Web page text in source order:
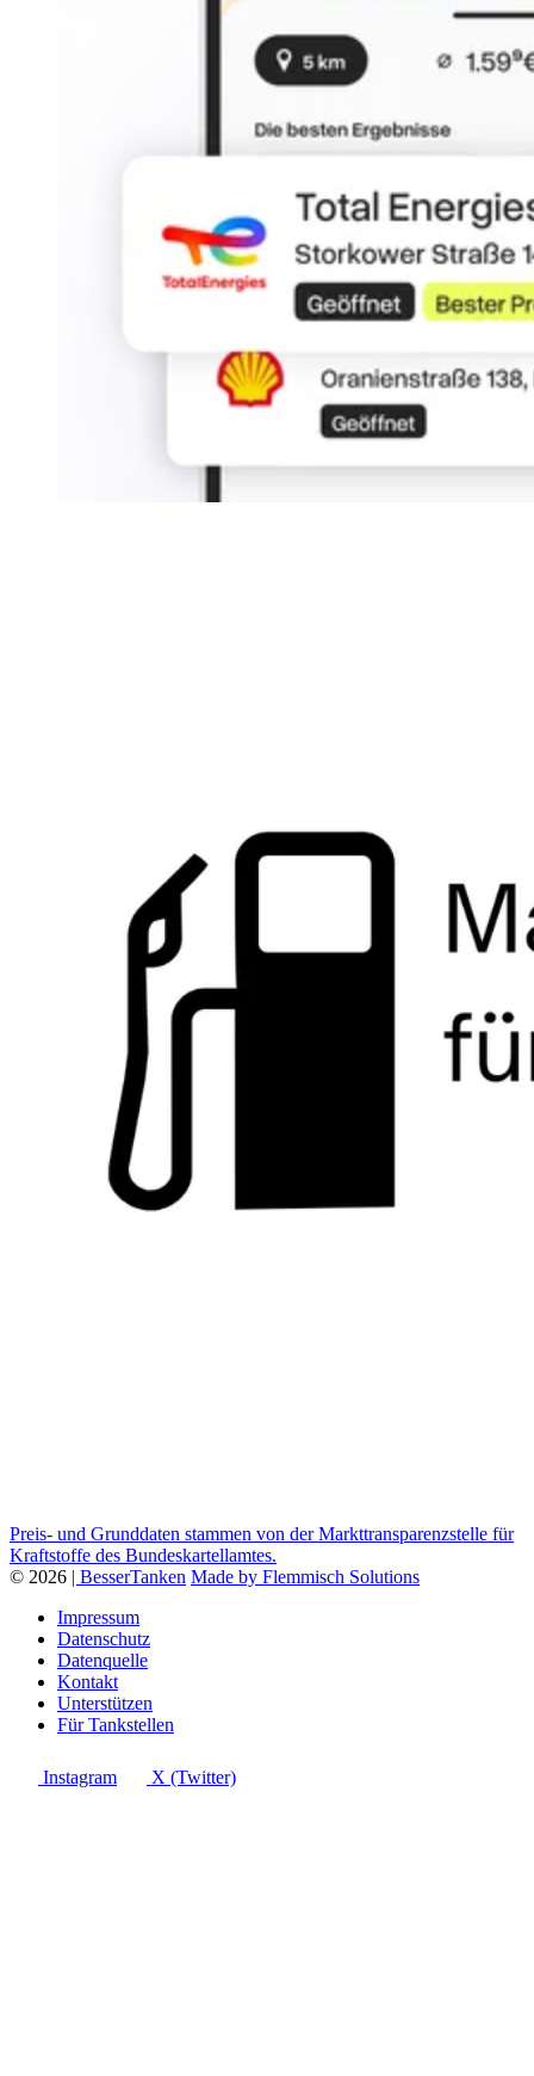
Preis- und Grunddaten stammen von der Markttransparenzstelle für
Kraftstoffe des Bundeskartellamtes.
© 2026 | BesserTanken Made by Flemmisch Solutions
Impressum
Datenschutz
Datenquelle
Kontakt
Unterstützen
Für Tankstellen
Instagram X (Twitter)